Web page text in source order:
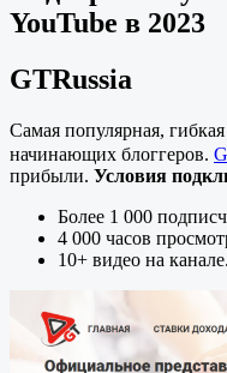
YouTube в 2023
GTRussia
Самая популярная,
начинающих блоггеров.
прибыли. Условия
Более 1 000
4 000 часов
10+ видео на канале.